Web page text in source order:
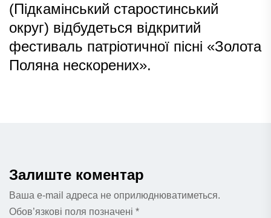
(Підкамінський старостинський
округ) відбудеться відкритий
фестиваль патріотичної пісні «Золота
Поляна нескорених».
Залиште коментар
Ваша e-mail адреса не оприлюднюватиметься.
Обов’язкові поля позначені *